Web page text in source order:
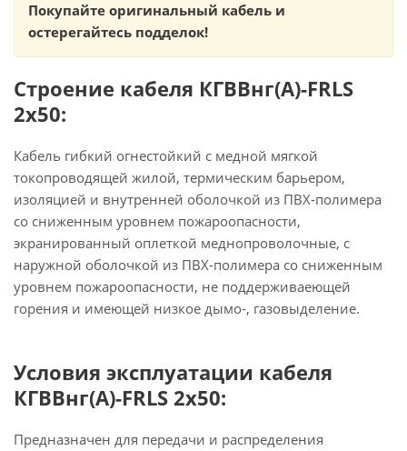
Покупайте оригинальный кабель и
остерегайтесь подделок!
Строение кабеля КГВВнг(А)-FRLS
2х50:
Кабель гибкий огнестойкий с медной мягкой
токопроводящей жилой, термическим барьером,
изоляцией и внутренней оболочкой из ПВХ-полимера
со сниженным уровнем пожароопасности,
экранированный оплеткой меднопроволочные, с
наружной оболочкой из ПВХ-полимера со сниженным
уровнем пожароопасности, не поддерживаеющей
горения и имеющей низкое дымо-, газовыделение.
Условия эксплуатации кабеля
КГВВнг(А)-FRLS 2х50:
Предназначен для передачи и распределения